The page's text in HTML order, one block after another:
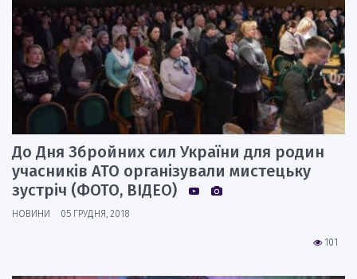
До Дня Збройних сил України для родин
учасників АТО організували мистецьку
зустріч (ФОТО, ВІДЕО)
НОВИНИ 05 ГРУДНЯ, 2018
101